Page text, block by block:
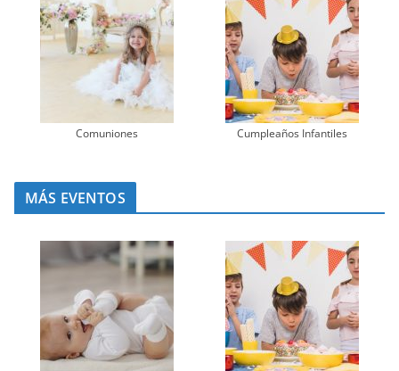
Comuniones Cumpleaños Infantiles
MÁS EVENTOS